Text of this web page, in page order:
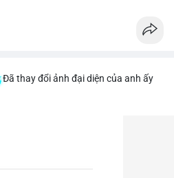
Đã thay đổi ảnh đại diện của anh ấy